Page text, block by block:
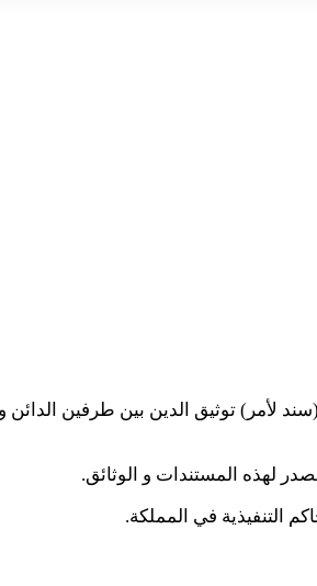
(سند لأمر) توثيق الدين بين طرفين
لهذه المستندات و الوثائق.
التنفيذية في المملكة.